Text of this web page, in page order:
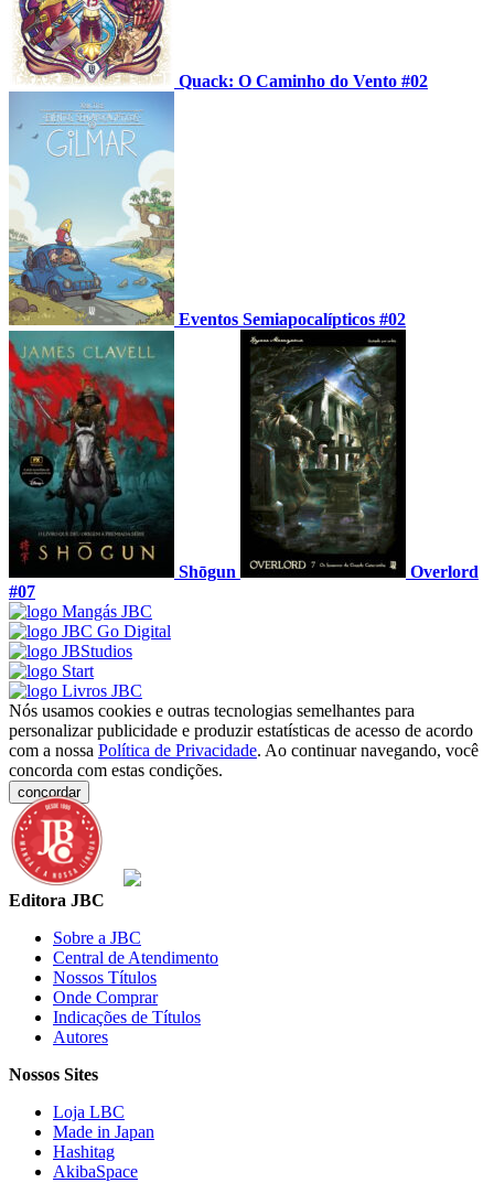
Quack: O Caminho do Vento #02
Eventos Semiapocalípticos #02
Shōgun
Overlord
#07
Nós usamos cookies e outras tecnologias semelhantes para
personalizar publicidade e produzir estatísticas de acesso de acordo
com a nossa Política de Privacidade. Ao continuar navegando, você
concorda com estas condições.
concordar
Editora JBC
Sobre a JBC
Central de Atendimento
Nossos Títulos
Onde Comprar
Indicações de Títulos
Autores
Nossos Sites
Loja LBC
Made in Japan
Hashitag
AkibaSpace